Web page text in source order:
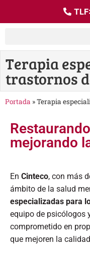
TLF:
Terapia
trastornos
Portada »Terapia
mejorando
En Cinteco, con más
ámbito de la salud
especializadas para
equipo de psicólogos
comprometido en
que mejoren la